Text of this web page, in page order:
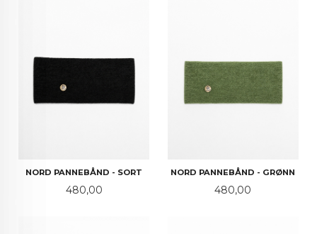
NORD PANNEBÅND - SORT
Pris
480,00
NORD PANNEBÅND - GRØNN
Pris
480,00